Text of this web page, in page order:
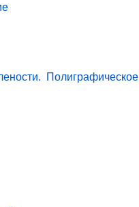
Полиграфическое